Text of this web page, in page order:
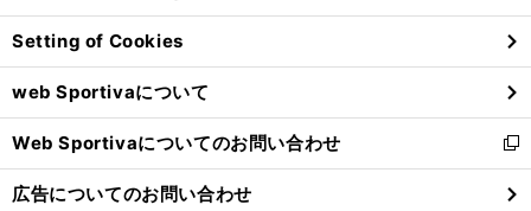
ン
ド
ウ
で
開
く
Setting of Cookies
web Sportivaについて
Web Sportivaについてのお問い合わせ
新
し
い
広告についてのお問い合わせ